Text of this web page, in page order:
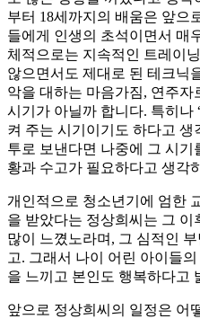
부터 18세까지의 배움은 앞으
들에게 인생의 초석이면서 매
체적으로는 지속적인 트레이
않으면서도 제대로 된 테크닉
악을 대하는 마음가짐, 연주
시기가 아닐까 합니다. 특히나
켜 주는 시기이기도 하다고 생
투로 보낸다면 나중에 그 시
황과 수고가 필요하다고 생각
개인적으로 청소년기에 엄한
을 받았다는 정상희씨는 그 이
많이 느꼈노라며, 그 심적인
고. 그래서 나이 어린 아이들
을 느끼고 본인도 행복하다고
앞으로 정상희씨의 일정은 어